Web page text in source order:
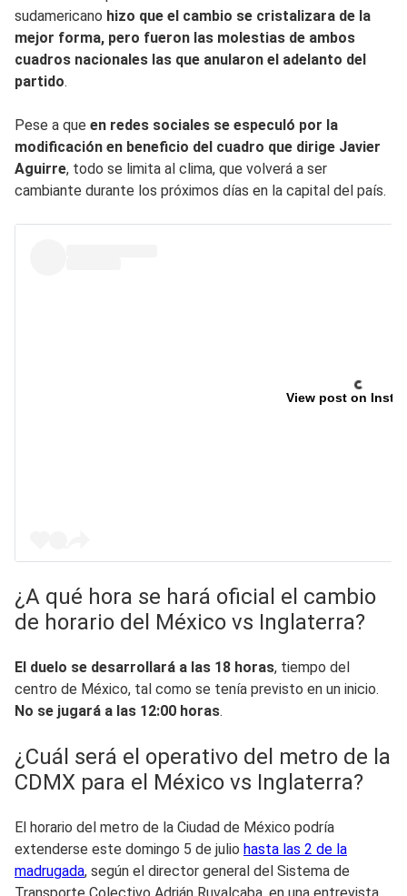
sudamericano hizo que el cambio se cristalizara de la
mejor forma, pero fueron las molestias de ambos
cuadros nacionales las que anularon el adelanto del
partido.
Pese a que en redes sociales se especuló por la
modificación en beneficio del cuadro que dirige Javier
Aguirre, todo se limita al clima, que volverá a ser
cambiante durante los próximos días en la capital del país.
View post on
¿A qué hora se hará oficial el cambio
de horario del México vs Inglaterra?
El duelo se desarrollará a las 18 horas, tiempo del
centro de México, tal como se tenía previsto en un inicio.
No se jugará a las 12:00 horas.
¿Cuál será el operativo del metro de la
CDMX para el México vs Inglaterra?
El horario del metro de la Ciudad de México podría
extenderse este domingo 5 de julio hasta las 2 de la
madrugada, según el director general del Sistema de